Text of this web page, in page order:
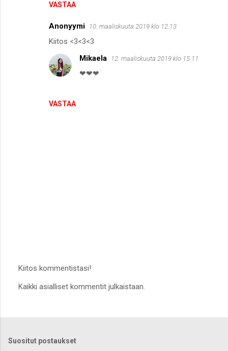
VASTAA
Anonyymi 10. maaliskuuta 2019 klo 12.13
Kiitos <3<3<3
VASTAA
Mikaela 12. maaliskuuta 2019 klo 15.11
❤❤❤
ä
o
Kiitos kommentistasi!
Kaikki asialliset kommentit julkaistaan.
Suositut postaukset